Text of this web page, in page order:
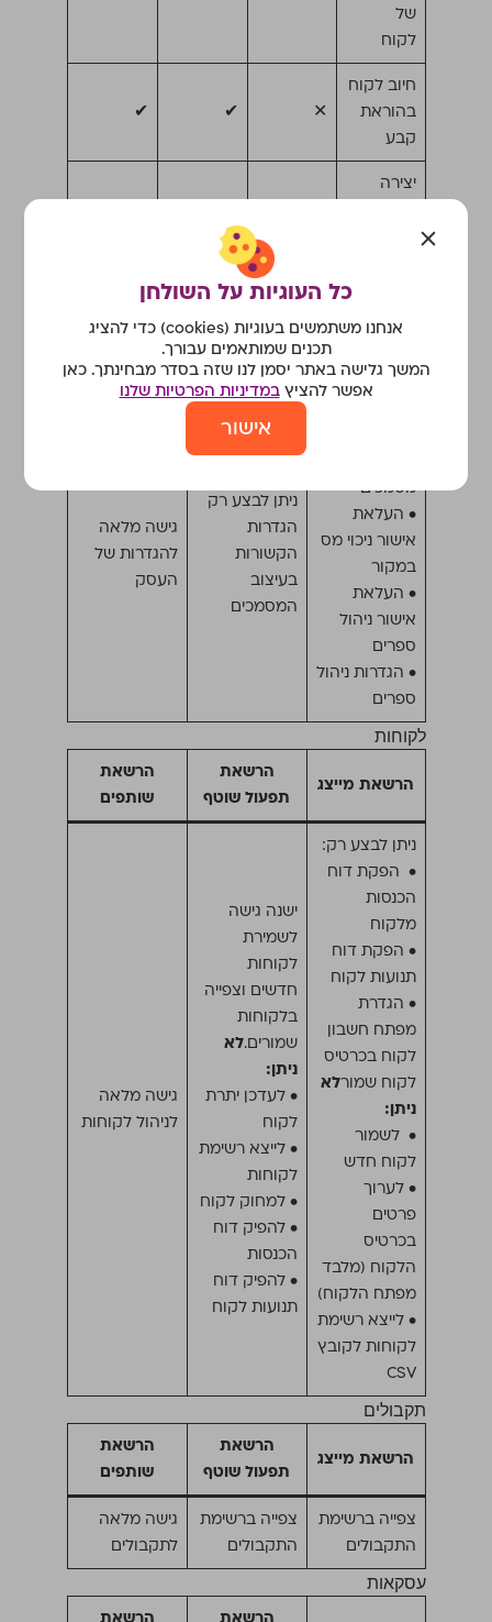
של
לקוח
חיוב לקוח
בהוראת
קבע
✕
✔
✔
יצירה
✔
הגדרות העסק
הרשאת מייצג
הרשאת
תפעול שוטף
הרשאת
שותפים
מסמכים
• העלאת
אישור ניכוי מס
במקור
• העלאת
אישור ניהול
ספרים
• הגדרות ניהול
ספרים
ניתן לבצע רק
הגדרות
הקשורות
בעיצוב
המסמכים
גישה מלאה
להגדרות של
העסק
לקוחות
הרשאת מייצג
הרשאת
תפעול שוטף
הרשאת
שותפים
ניתן לבצע רק:
• הפקת דוח
הכנסות
מלקוח
• הפקת דוח
תנועות לקוח
• הגדרת
מפתח חשבון
לקוח בכרטיס
לקוח שמורלא
ניתן:
• לשמור
לקוח חדש
• לערוך
פרטים
בכרטיס
הלקוח (מלבד
מפתח הלקוח)
• לייצא רשימת
לקוחות לקובץ
CSV
ישנה גישה
לשמירת
לקוחות
חדשים וצפייה
בלקוחות
שמורים.לא
ניתן:
• לעדכן יתרת
לקוח
• לייצא רשימת
לקוחות
• למחוק לקוח
• להפיק דוח
הכנסות
• להפיק דוח
תנועות לקוח
גישה מלאה
לניהול לקוחות
תקבולים
הרשאת מייצג
הרשאת
תפעול שוטף
הרשאת
שותפים
צפייה ברשימת
התקבולים
צפייה ברשימת
התקבולים
גישה מלאה
לתקבולים
עסקאות
כל העוגיות על השולחן
אנחנו משתמשים בעוגיות (cookies) כדי להציג
תכנים שמותאמים עבורך.
המשך גלישה באתר יסמן לנו שזה בסדר מבחינתך. כאן
אפשר להציץבמדיניות הפרטיות שלנו
אישור